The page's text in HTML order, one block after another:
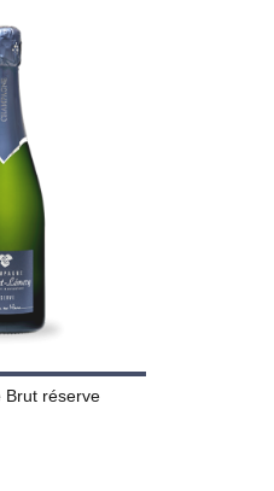
Brut réserve